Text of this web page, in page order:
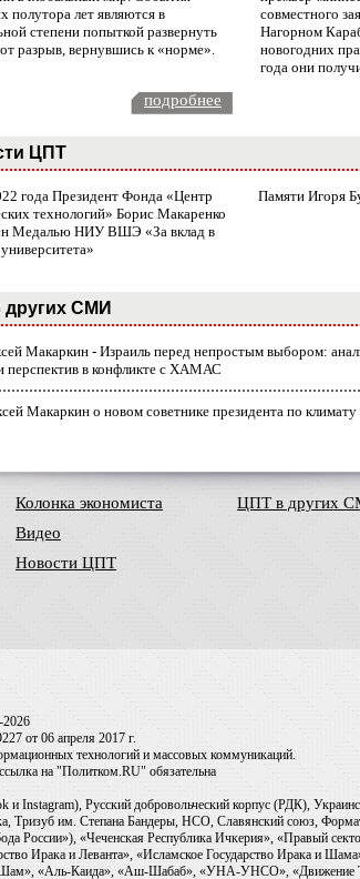
полутора лет являются в
степени попыткой развернуть
разрыв, вернувшись к «норме».
совместного
Нагорном
новогодних
года они
подробнее
ЦПТ
года Президент Фонда «Центр
технологий» Борис Макаренко
Медалью НИУ ВШЭ «За вклад в
Памяти Игоря
других СМИ
Макаркин - Израиль перед непростым выбором:
перспектив в конфликте с ХАМАС
Макаркин о новом советнике президента по климату
Колонка экономиста
Видео
Новости ЦПТ
ЦПТ в других
от 06 апреля 2017 г.
технологий и массовых коммуникаций.
на "Политком.RU" обязательна
и Instagram), Русский добровольческий корпус (РДК),
Тризуб им. Степана Бандеры, НСО, Славянский союз,
России»), «Чеченская Республика Ичкерия», «Правый
Ирака и Леванта», «Исламское Государство
«Аль-Каида», «Аш-Шабаб», «УНА-УНСО», «Движение